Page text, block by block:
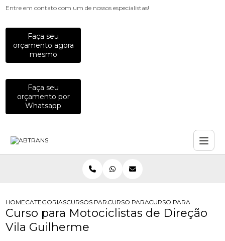
Entre em contato com um de nossos especialistas!
Faça seu
orçamento agora
mesmo
Faça seu
orçamento por
Whatsapp
HOMECATEGORIASCURSOS PARA MOTOCICLISTAS
CURSO PARA MOTOCICLISTA
CURSO PARA
Curso para Motociclistas de Direção
Vila Guilherme